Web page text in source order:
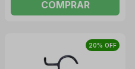
COMPRAR
20% OFF